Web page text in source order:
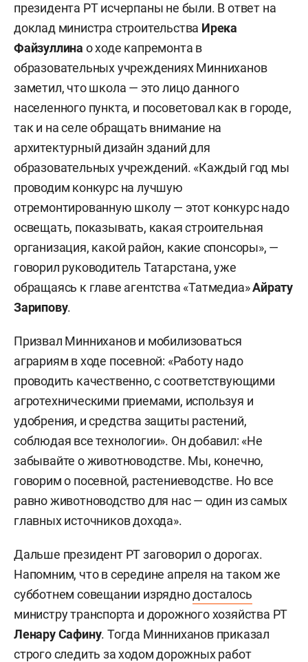
президента РТ исчерпаны не были. В ответ на
доклад министра строительства Ирека
Файзуллина о ходе капремонта в
образовательных учреждениях Минниханов
заметил, что школа — это лицо данного
населенного пункта, и посоветовал как в городе,
так и на селе обращать внимание на
архитектурный дизайн зданий для
образовательных учреждений. «Каждый год мы
проводим конкурс на лучшую
отремонтированную школу — этот конкурс надо
освещать, показывать, какая строительная
организация, какой район, какие спонсоры», —
говорил руководитель Татарстана, уже
обращаясь к главе агентства «Татмедиа»Айрату
Зарипову.
Призвал Минниханов и мобилизоваться
аграриям в ходе посевной: «Работу надо
проводить качественно, с соответствующими
агротехническими приемами, используя и
удобрения, и средства защиты растений,
соблюдая все технологии». Он добавил: «Не
забывайте о животноводстве. Мы, конечно,
говорим о посевной, растениеводстве. Но все
равно животноводство для нас — один из самых
главных источников дохода».
Дальше президент РТ заговорил о дорогах.
Напомним, что в середине апреля на таком же
субботнем совещании изряднодосталось
министру транспорта и дорожного хозяйства РТ
Ленару Сафину. Тогда Минниханов приказал
строго следить за ходом дорожных работ